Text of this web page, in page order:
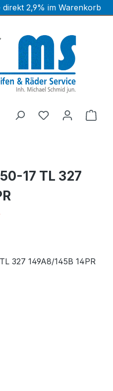
2,9% im Warenkorb
17 TL 327